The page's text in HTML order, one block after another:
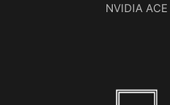
NVIDIA ACE